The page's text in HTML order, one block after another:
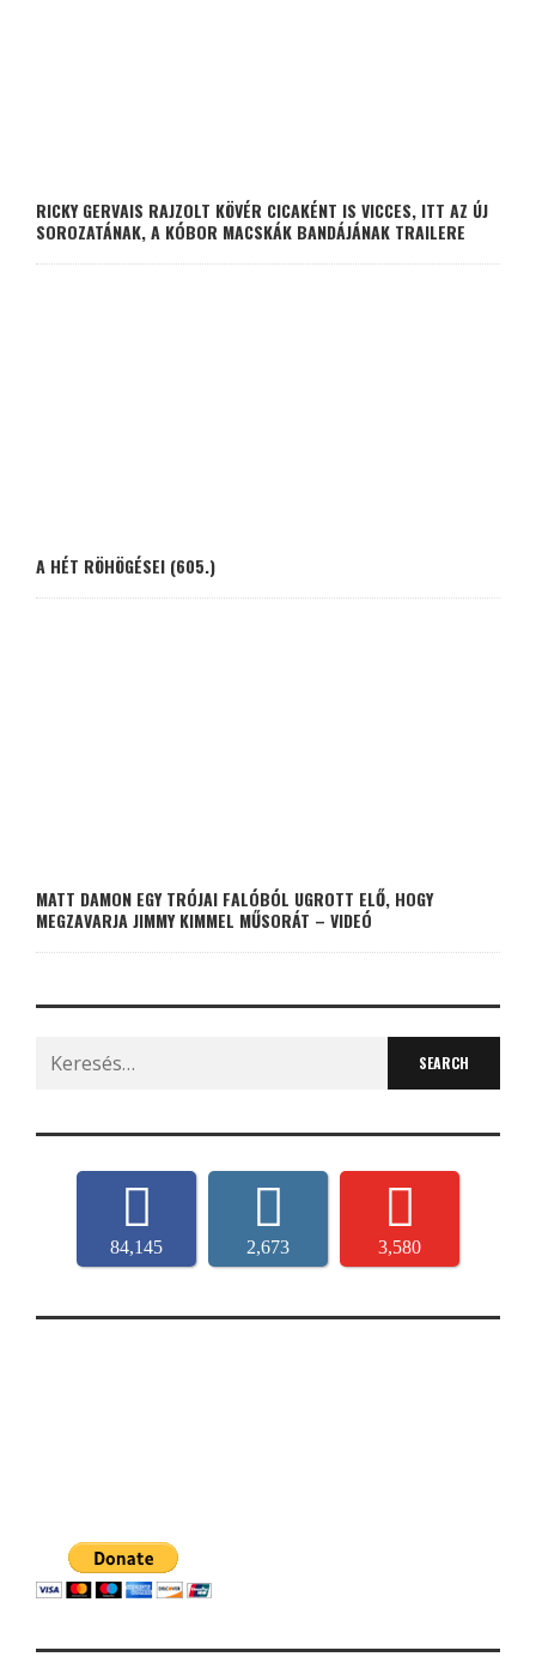
RICKY GERVAIS RAJZOLT KÖVÉR CICAKÉNT IS VICCES, ITT AZ ÚJ
SOROZATÁNAK, A KÓBOR MACSKÁK BANDÁJÁNAK TRAILERE
A HÉT RÖHÖGÉSEI (605.)
MATT DAMON EGY TRÓJAI FALÓBÓL UGROTT ELŐ, HOGY
MEGZAVARJA JIMMY KIMMEL MŰSORÁT – VIDEÓ
Search
for:
84,145 2,673 3,580